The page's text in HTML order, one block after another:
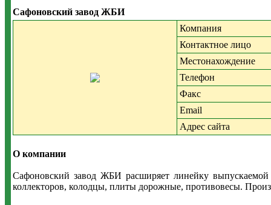
Сафоновский завод ЖБИ
Компания
Контактное лицо
Местонахождение
Телефон
Факс
Email
Адрес сайта
О компании
Сафоновский завод ЖБИ расширяет линейку
коллекторов, колодцы, плиты дорожные, противовесы.